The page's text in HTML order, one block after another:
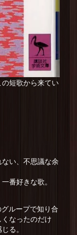
短歌から来てい
い、不思議な余
番好きな歌。
ループで知り合
なったのだけ
る。